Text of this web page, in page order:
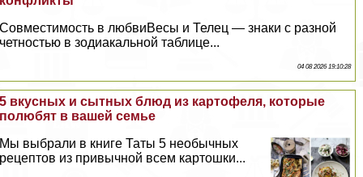
Совместимость в любвиВесы и Телец — знаки с разной
четностью в зодиакальной таблице...
04 08 2026 19:10:28
5 вкусных и сытных блюд из картофеля, которые
полюбят в вашей семье
Мы выбрали в книге Таты 5 необычных
рецептов из привычной всем картошки...